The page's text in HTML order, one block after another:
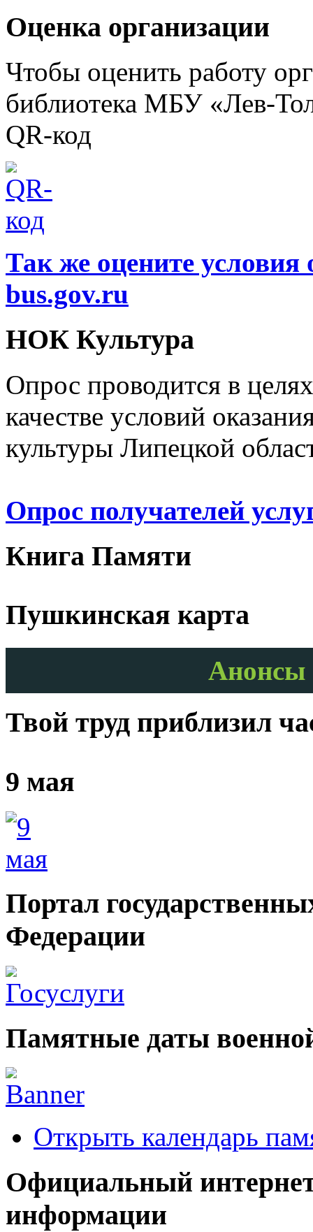
Оценка организации
Чтобы оценить работу
библиотека МБУ «Лев-
QR-код
Так же оцените условия
bus.gov.ru
НОК Культура
Опрос проводится в
качестве условий
культуры Липецкой
Опрос получателей
Книга Памяти
Пушкинская карта
Анонсы
Твой труд приблизил
9 мая
Портал
Федерации
Памятные даты
Открыть календарь
Официальный
информации